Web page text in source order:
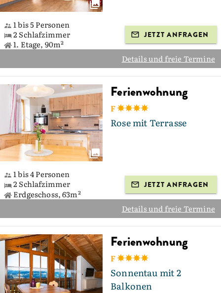
1 bis 5 Personen
2 Schlafzimmer
1. Etage, 90m²
JETZT ANFRAGEN
Details und freie Termine
Ferienwohnung
F
Rose mit Terrasse
1 bis 4 Personen
2 Schlafzimmer
Erdgeschoss, 63m²
JETZT ANFRAGEN
Details und freie Termine
Ferienwohnung
F
Sonnentau mit 2
Balkonen